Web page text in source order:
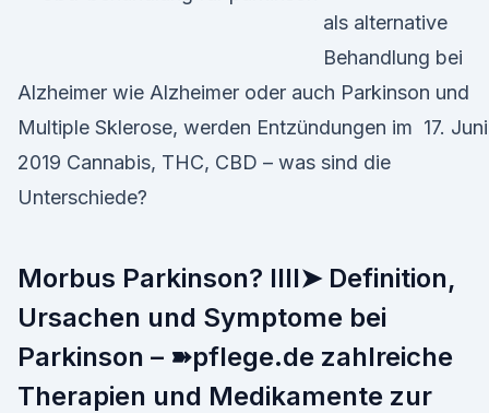
als alternative
Behandlung bei
Alzheimer wie Alzheimer oder auch Parkinson und
Multiple Sklerose, werden Entzündungen im 17. Juni
2019 Cannabis, THC, CBD – was sind die
Unterschiede?
Morbus Parkinson? llll➤ Definition,
Ursachen und Symptome bei
Parkinson – ➽pflege.de zahlreiche
Therapien und Medikamente zur